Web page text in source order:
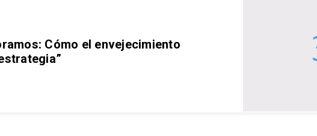
Cómo el envejecimiento